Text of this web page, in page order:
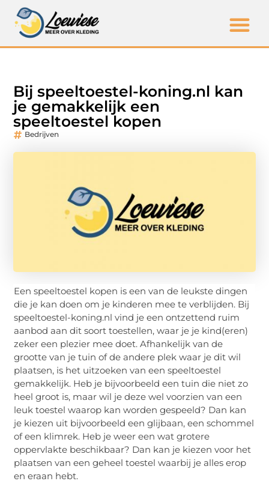
Bij speeltoestel-koning.nl kan
je gemakkelijk een
speeltoestel kopen
Bedrijven
Een speeltoestel kopen is een van de leukste dingen
die je kan doen om je kinderen mee te verblijden. Bij
speeltoestel-koning.nl vind je een ontzettend ruim
aanbod aan dit soort toestellen, waar je je kind(eren)
zeker een plezier mee doet. Afhankelijk van de
grootte van je tuin of de andere plek waar je dit wil
plaatsen, is het uitzoeken van een speeltoestel
gemakkelijk. Heb je bijvoorbeeld een tuin die niet zo
heel groot is, maar wil je deze wel voorzien van een
leuk toestel waarop kan worden gespeeld? Dan kan
je kiezen uit bijvoorbeeld een glijbaan, een schommel
of een klimrek. Heb je weer een wat grotere
oppervlakte beschikbaar? Dan kan je kiezen voor het
plaatsen van een geheel toestel waarbij je alles erop
en eraan hebt.